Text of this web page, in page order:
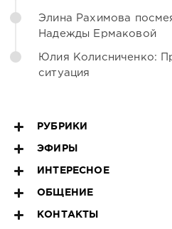
Элина Рахимова
Надежды Ермаковой
Юлия Колисниченко:
ситуация
РУБРИКИ
ЭФИРЫ
ИНТЕРЕСНОЕ
ОБЩЕНИЕ
КОНТАКТЫ